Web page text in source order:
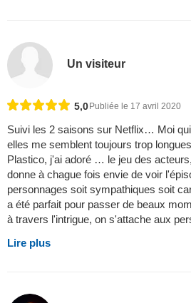
Un visiteur
5,0Publiée le 17 avril 2020
Suivi les 2 saisons sur Netflix… Moi
elles me semblent toujours trop
Plastico, j'ai adoré … le jeu des
donne à chague fois envie de voir
personnages soit sympathiques soit
a été parfait pour passer de beaux
à travers l'intrigue, on s'attache aux
Lire plus